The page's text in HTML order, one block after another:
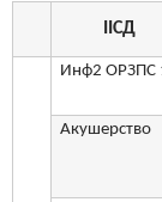
IIСД
Инф2 ОРЗПС
Акушерство